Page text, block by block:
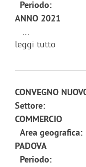
Periodo:
ANNO 2021
...
leggi tutto
CONVEGNO
Settore:
COMMERCIO
Area geografica:
PADOVA
Periodo: